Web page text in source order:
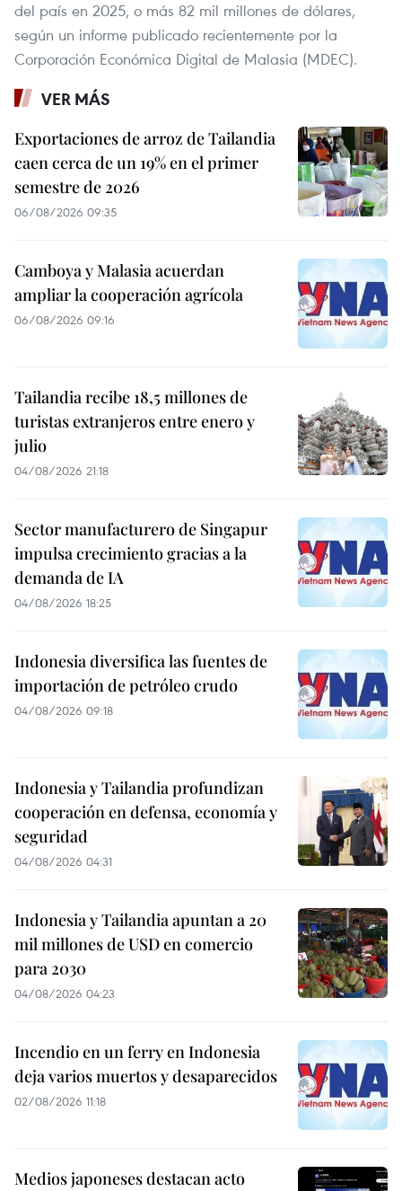
del país en 2025, o más 82 mil millones de dólares,
según un informe publicado recientemente por la
Corporación Económica Digital de Malasia (MDEC).
VER MÁS
Exportaciones de arroz de Tailandia
caen cerca de un 19% en el primer
semestre de 2026
06/08/2026 09:35
Camboya y Malasia acuerdan
ampliar la cooperación agrícola
06/08/2026 09:16
Tailandia recibe 18,5 millones de
turistas extranjeros entre enero y
julio
04/08/2026 21:18
Sector manufacturero de Singapur
impulsa crecimiento gracias a la
demanda de IA
04/08/2026 18:25
Indonesia diversifica las fuentes de
importación de petróleo crudo
04/08/2026 09:18
Indonesia y Tailandia profundizan
cooperación en defensa, economía y
seguridad
04/08/2026 04:31
Indonesia y Tailandia apuntan a 20
mil millones de USD en comercio
para 2030
04/08/2026 04:23
Incendio en un ferry en Indonesia
deja varios muertos y desaparecidos
02/08/2026 11:18
Medios japoneses destacan acto